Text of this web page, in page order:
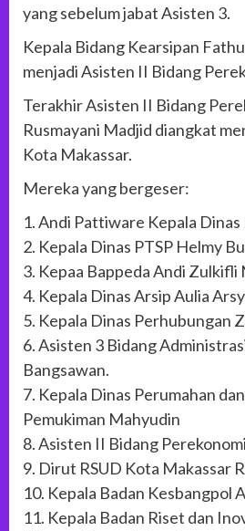
yang sebelum jabat Asisten 3.
Kepala Bidang Kearsipan
menjadi Asisten II Bidang
Terakhir Asisten II Bidang
Rusmayani Madjid diangkat
Kota Makassar.
Mereka yang bergeser:
1. Andi Pattiware Kepala
2. Kepala Dinas PTSP Helmy
3. Kepaa Bappeda Andi Zulkifli
4. Kepala Dinas Arsip Aulia
5. Kepala Dinas Perhubungan
6. Asisten 3 Bidang
Bangsawan.
7. Kepala Dinas Perumahan
Pemukiman Mahyudin
8. Asisten II Bidang
9. Dirut RSUD Kota Makassar
10. Kepala Badan Kesbangpol
11. Kepala Badan Riset dan